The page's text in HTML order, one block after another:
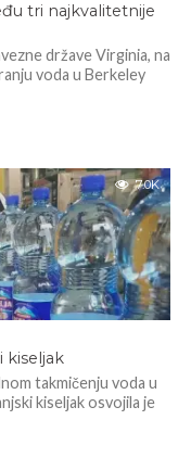
tri najkvalitetnije
države Virginia, na
voda u Berkeley
7.0K
kiseljak
takmičenju voda u
kiseljak osvojila je